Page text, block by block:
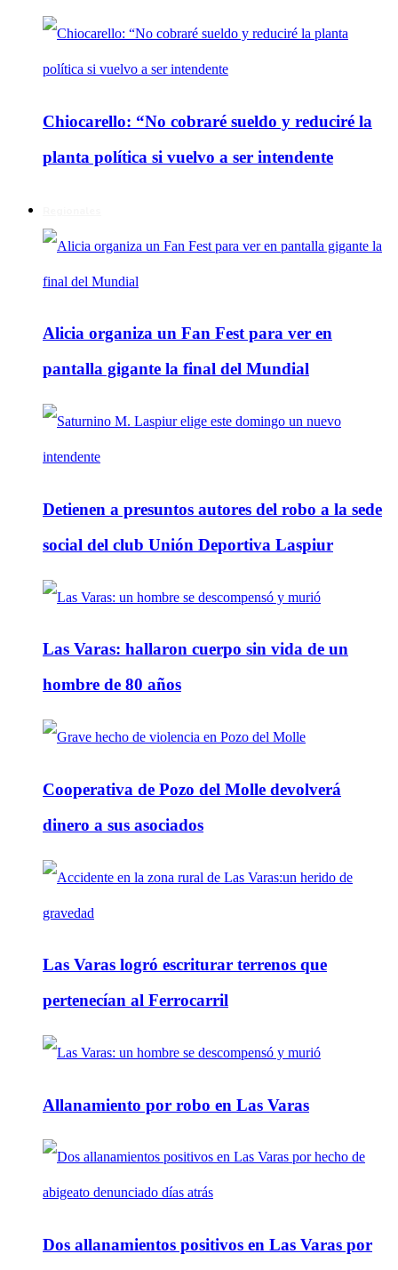
Chiocarello: “No cobraré sueldo y reduciré la
planta política si vuelvo a ser intendente
Alicia organiza un Fan Fest para ver en
pantalla gigante la final del Mundial
Detienen a presuntos autores del robo a la sede
social del club Unión Deportiva Laspiur
Las Varas: hallaron cuerpo sin vida de un
hombre de 80 años
Cooperativa de Pozo del Molle devolverá
dinero a sus asociados
Las Varas logró escriturar terrenos que
pertenecían al Ferrocarril
Allanamiento por robo en Las Varas
Dos allanamientos positivos en Las Varas por